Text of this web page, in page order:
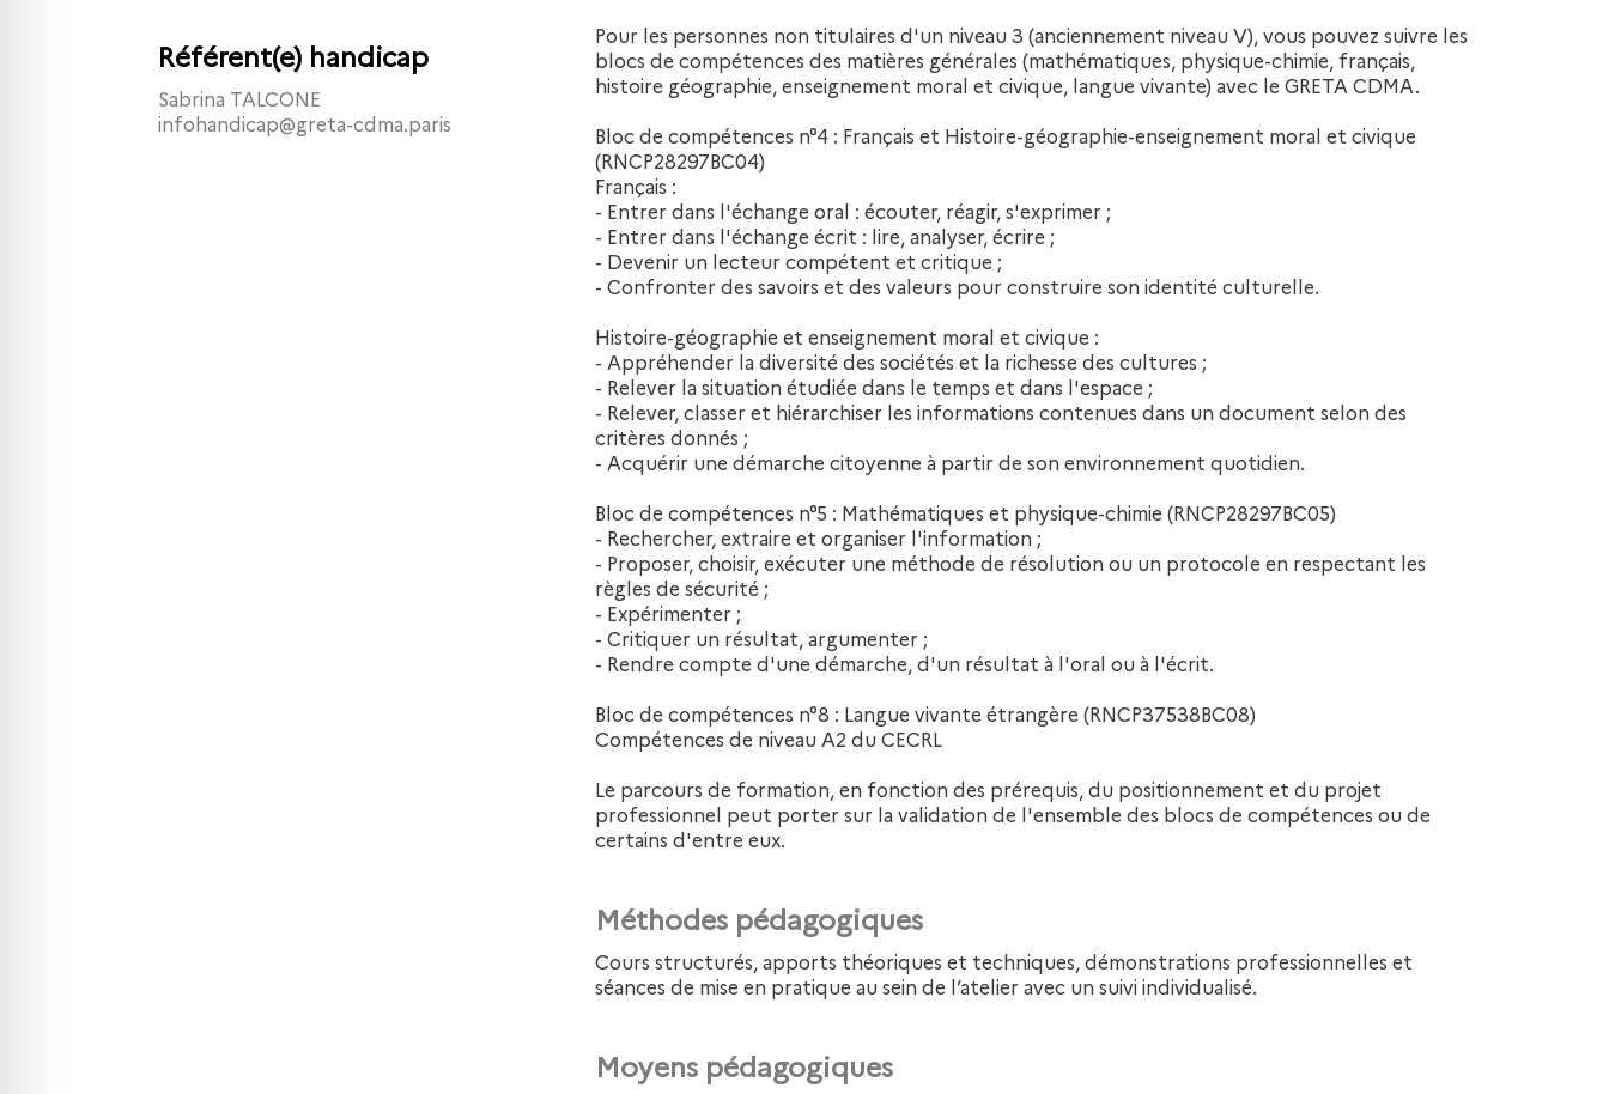
Référent(e) handicap
Sabrina TALCONE
infohandicap@greta-cdma.paris
Pour les personnes non titulaires d'un niveau 3 (anciennement niveau V), vous pouvez suivre les
blocs de compétences des matières générales (mathématiques, physique-chimie, français,
histoire géographie, enseignement moral et civique, langue vivante) avec le GRETA CDMA.
Bloc de compétences n°4 : Français et Histoire-géographie-enseignement moral et civique
(RNCP28297BC04)
Français :
- Entrer dans l'échange oral : écouter, réagir, s'exprimer ;
- Entrer dans l'échange écrit : lire, analyser, écrire ;
- Devenir un lecteur compétent et critique ;
- Confronter des savoirs et des valeurs pour construire son identité culturelle.
Histoire-géographie et enseignement moral et civique :
- Appréhender la diversité des sociétés et la richesse des cultures ;
- Relever la situation étudiée dans le temps et dans l'espace ;
- Relever, classer et hiérarchiser les informations contenues dans un document selon des
critères donnés ;
- Acquérir une démarche citoyenne à partir de son environnement quotidien.
Bloc de compétences n°5 : Mathématiques et physique-chimie (RNCP28297BC05)
- Rechercher, extraire et organiser l'information ;
- Proposer, choisir, exécuter une méthode de résolution ou un protocole en respectant les
règles de sécurité ;
- Expérimenter ;
- Critiquer un résultat, argumenter ;
- Rendre compte d'une démarche, d'un résultat à l'oral ou à l'écrit.
Bloc de compétences n°8 : Langue vivante étrangère (RNCP37538BC08)
Compétences de niveau A2 du CECRL
Le parcours de formation, en fonction des prérequis, du positionnement et du projet
professionnel peut porter sur la validation de l'ensemble des blocs de compétences ou de
certains d'entre eux.
Méthodes pédagogiques
Cours structurés, apports théoriques et techniques, démonstrations professionnelles et
séances de mise en pratique au sein de l’atelier avec un suivi individualisé.
Moyens pédagogiques